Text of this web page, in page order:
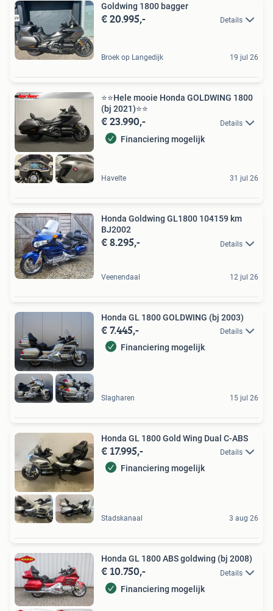
Goldwing 1800 bagger
€ 20.995,- Details
Broek op Langedijk 19 jul 26
⭐️⭐Hele mooie Honda GOLDWING 1800
(bj 2021)⭐️⭐
€ 23.990,- Details
Financiering mogelijk
Havelte 31 jul 26
Honda Goldwing GL1800 104159 km
BJ2002
€ 8.295,- Details
Veenendaal 12 jul 26
Honda GL 1800 GOLDWING (bj 2003)
€ 7.445,- Details
Financiering mogelijk
Slagharen 15 jul 26
Honda GL 1800 Gold Wing Dual C-ABS
€ 17.995,- Details
Financiering mogelijk
Stadskanaal 3 aug 26
Honda GL 1800 ABS goldwing (bj 2008)
€ 10.750,- Details
Financiering mogelijk